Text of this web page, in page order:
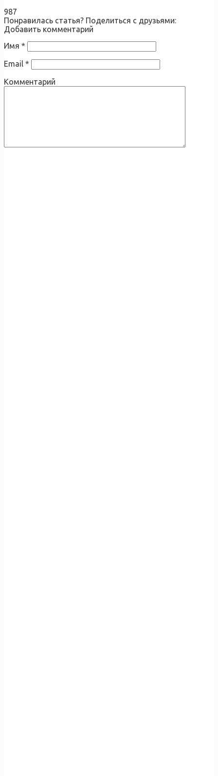
987
Понравилась статья? Поделиться с друзьями:
Добавить комментарий
Имя *
Email *
Комментарий